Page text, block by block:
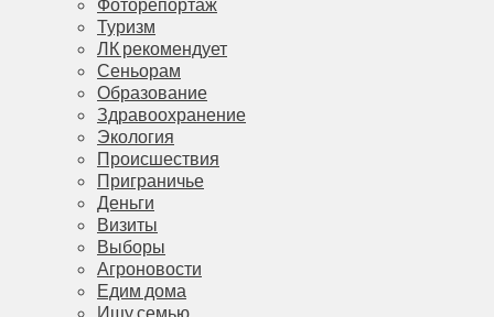
Туризм
ЛК рекомендует
Сеньорам
Образование
Здравоохранение
Экология
Происшествия
Приграничье
Деньги
Визиты
Выборы
Агроновости
Едим дома
Ищу семью